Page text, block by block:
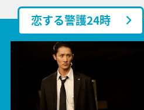
恋する警護24時